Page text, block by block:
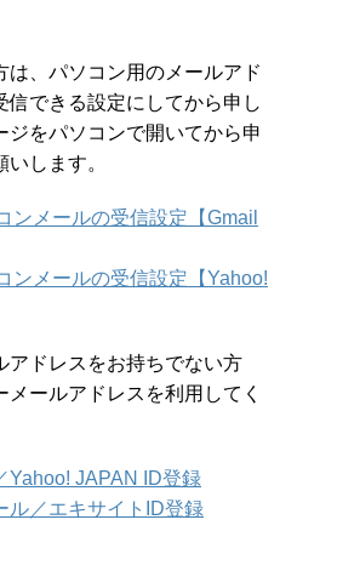
は、パソコン用のメールアド
信できる設定にしてから申し
ジをパソコンで開いてから申
します。
ンメールの受信設定【Gmail
ンメールの受信設定【Yahoo!
アドレスをお持ちでない方
メールアドレスを利用してく
Yahoo! JAPAN ID登録
ル／エキサイトID登録